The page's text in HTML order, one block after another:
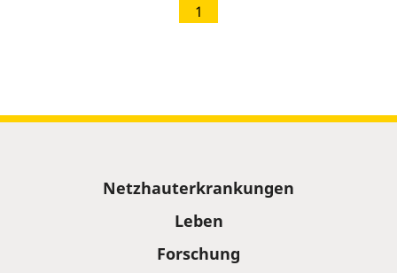
1
Netzhauterkrankungen
Leben
Forschung